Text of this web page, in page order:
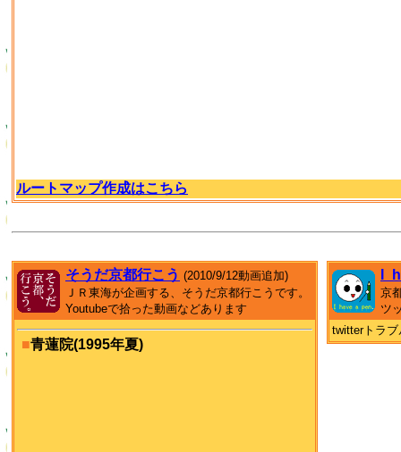
ルートマップ作成はこちら
そうだ京都行こう (2010/9/12動画追加)
ＪＲ東海が企画する、そうだ京都行こうです。
Youtubeで拾った動画などあります
■青蓮院(1995年夏)
京
ツ
twitterトラ